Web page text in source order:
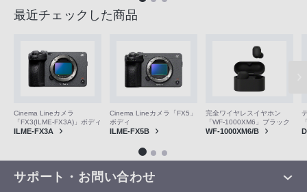
最近チェックした商品
Cinema Lineカメラ
「FX3(ILME-FX3A)」ボディ
ILME-FX3A
Cinema Lineカメラ「FX5」
ボディ
ILME-FX5B
完全ワイヤレスイヤホン
「WF-1000XM6」ブラック
WF-1000XM6/B
サポート・お問い合わせ